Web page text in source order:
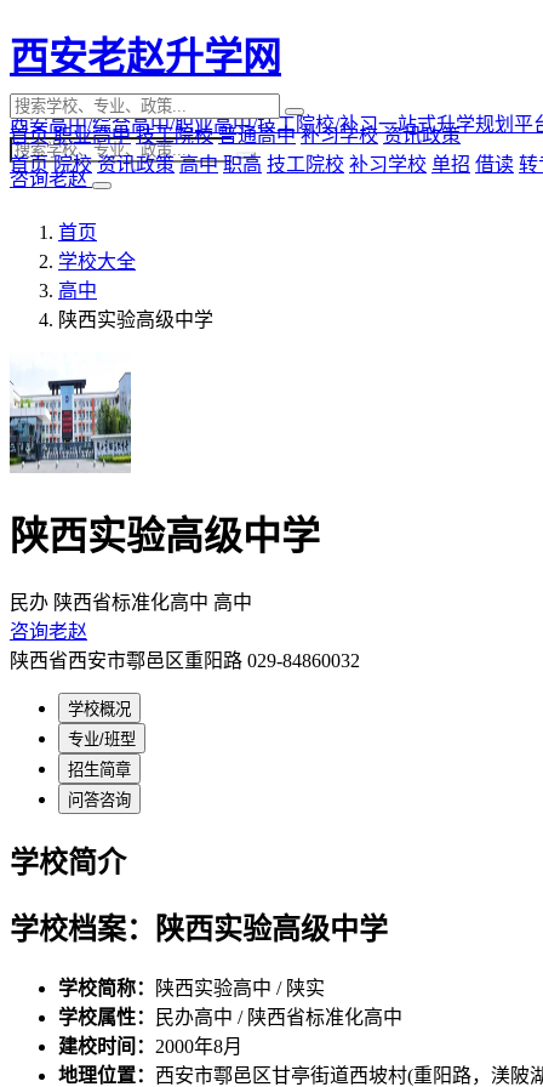
西安老赵升学网
西安高中/综合高中/职业高中/技工院校/补习一站式升学规划平
咨询老赵
首页 职业高中 技工院校 普通高中 补习学校 资讯政策
首页 院校 资讯政策 高中 职高 技工院校 补习学校 单招 借读 转
首页
学校大全
高中
陕西实验高级中学
陕西实验高级中学
民办 陕西省标准化高中 高中
咨询老赵
陕西省西安市鄠邑区重阳路 029-84860032
学校概况
专业/班型
招生简章
问答咨询
学校简介
学校档案：陕西实验高级中学
学校简称：
陕西实验高中 / 陕实
学校属性：
民办高中 / 陕西省标准化高中
建校时间： 2000年8月
地理位置： 西安市鄠邑区甘亭街道西坡村(重阳路，渼陂